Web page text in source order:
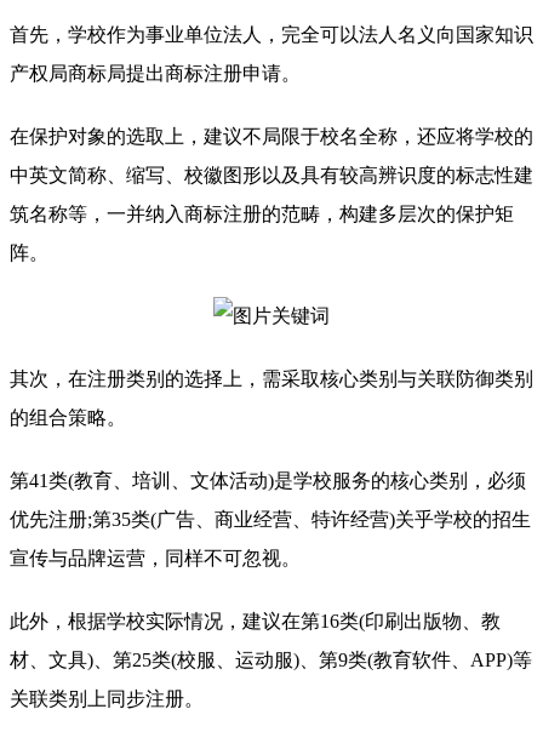
首先，学校作为事业单位法人，完全可以法人名义向国家知识
产权局商标局提出商标注册申请。
在保护对象的选取上，建议不局限于校名全称，还应将学校的
中英文简称、缩写、校徽图形以及具有较高辨识度的标志性建
筑名称等，一并纳入商标注册的范畴，构建多层次的保护矩
阵。
其次，在注册类别的选择上，需采取核心类别与关联防御类别
的组合策略。
第41类(教育、培训、文体活动)是学校服务的核心类别，必须
优先注册;第35类(广告、商业经营、特许经营)关乎学校的招生
宣传与品牌运营，同样不可忽视。
此外，根据学校实际情况，建议在第16类(印刷出版物、教
材、文具)、第25类(校服、运动服)、第9类(教育软件、APP)等
关联类别上同步注册。